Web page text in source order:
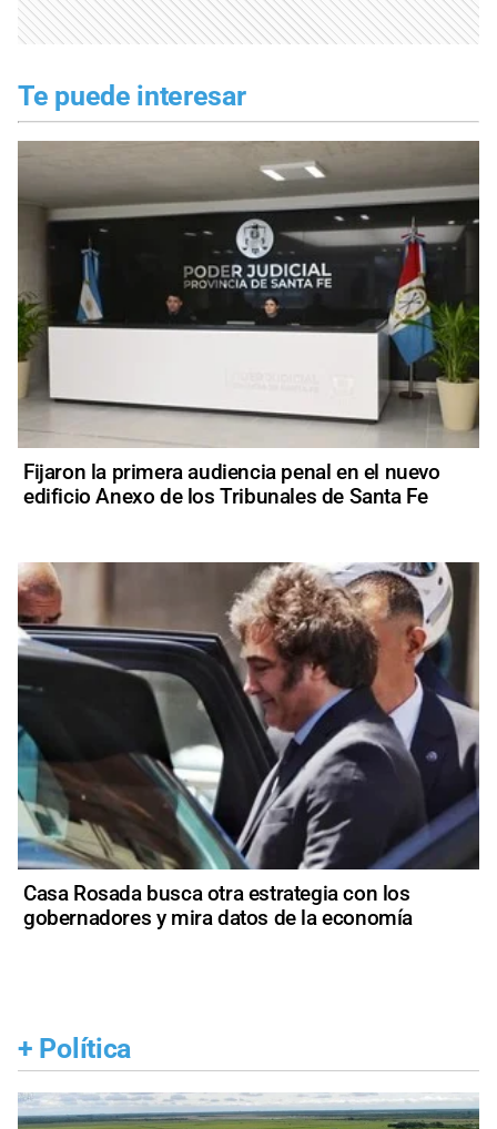
Te puede interesar
Fijaron la primera audiencia penal en el nuevo
edificio Anexo de los Tribunales de Santa Fe
Casa Rosada busca otra estrategia con los
gobernadores y mira datos de la economía
+ Política